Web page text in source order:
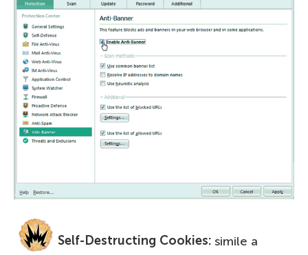
Self-Destructing Cookies: simile a